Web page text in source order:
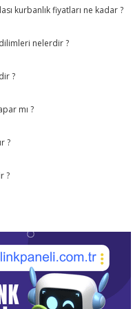
kurbanlık fiyatları ne kadar ?
nelerdir ?
?
mı ?
?
?